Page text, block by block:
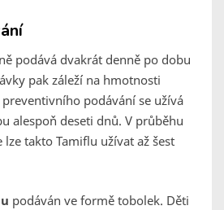
podává dvakrát denně po dobu
pak záleží na hmotnosti
podávání se užívá
alespoň deseti dnů. V průběhu
takto Tamiflu užívat až šest
podáván ve formě tobolek. Děti